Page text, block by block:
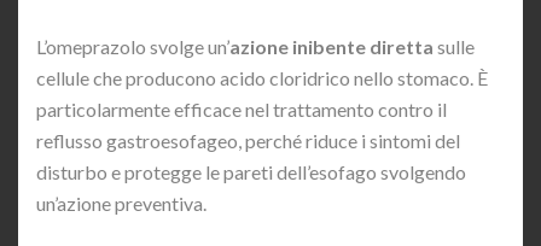
L’omeprazolo svolge un’azione inibente diretta sulle
cellule che producono acido cloridrico nello stomaco. È
particolarmente efficace nel trattamento contro il
reflusso gastroesofageo, perché riduce i sintomi del
disturbo e protegge le pareti dell’esofago svolgendo
un’azione preventiva.